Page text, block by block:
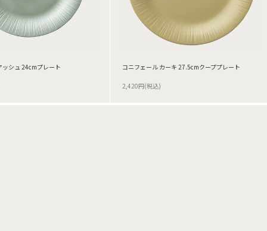
ッシュ 24cmプレート コニフェール カーキ 27.5cmクーププレート
2,420円(税込)